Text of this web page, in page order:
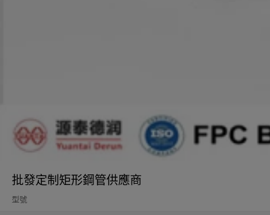
批發定制矩形鋼管供應商
型號